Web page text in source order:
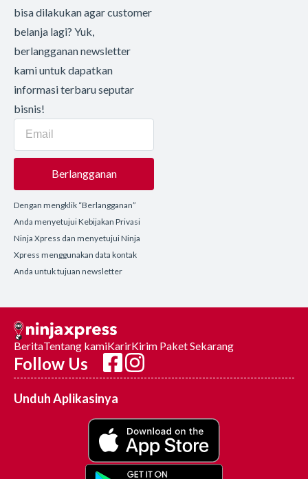
bisa dilakukan agar customer
belanja lagi? Yuk,
berlangganan newsletter
kami untuk dapatkan
informasi terbaru seputar
bisnis!
Berlangganan
Dengan mengklik “Berlangganan”
Anda menyetujui Kebijakan Privasi
Ninja Xpress dan menyetujui Ninja
Xpress menggunakan data kontak
Anda untuk tujuan newsletter
BeritaTentang kamiKarirKirim Paket Sekarang
Follow Us
Unduh Aplikasinya